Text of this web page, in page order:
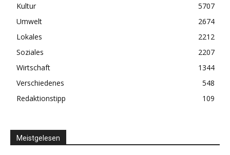
Kultur
5707
Umwelt
2674
Lokales
2212
Soziales
2207
Wirtschaft
1344
Verschiedenes
548
Redaktionstipp
109
Meistgelesen